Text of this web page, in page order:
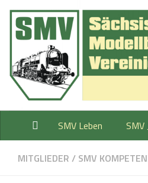
Zum Inhalt springen
SMV Leben SMV
MITGLIEDER / SMV